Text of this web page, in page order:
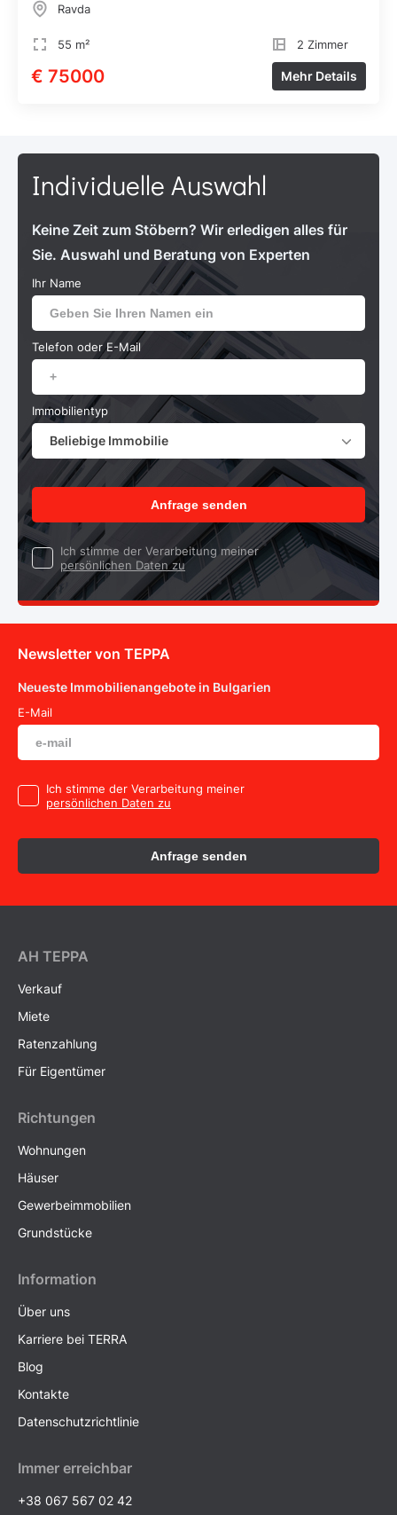
Ravda
55 m² 2 Zimmer
€ 75000 Mehr Details
Individuelle Auswahl
Keine Zeit zum Stöbern? Wir erledigen alles für
Sie. Auswahl und Beratung von Experten
Ihr Name
Telefon oder E-Mail
Immobilientyp
Beliebige Immobilie
Anfrage senden
Ich stimme der Verarbeitung meiner
persönlichen Daten zu
Newsletter von TEPPA
Neueste Immobilienangebote in Bulgarien
E-Mail
Ich stimme der Verarbeitung meiner
persönlichen Daten zu
Anfrage senden
AH ТEPPA
Verkauf
Miete
Ratenzahlung
Für Eigentümer
Richtungen
Wohnungen
Häuser
Gewerbeimmobilien
Grundstücke
Information
Über uns
Karriere bei TERRA
Blog
Kontakte
Datenschutzrichtlinie
Immer erreichbar
+38 067 567 02 42